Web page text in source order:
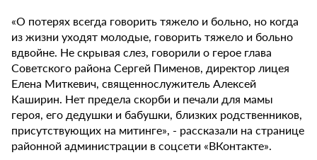
«О потерях всегда говорить тяжело и больно, но когда
из жизни уходят молодые, говорить тяжело и больно
вдвойне. Не скрывая слез, говорили о герое глава
Советского района Сергей Пименов, директор лицея
Елена Миткевич, священнослужитель Алексей
Каширин. Нет предела скорби и печали для мамы
героя, его дедушки и бабушки, близких родственников,
присутствующих на митинге», - рассказали на странице
районной администрации в соцсети «ВКонтакте».